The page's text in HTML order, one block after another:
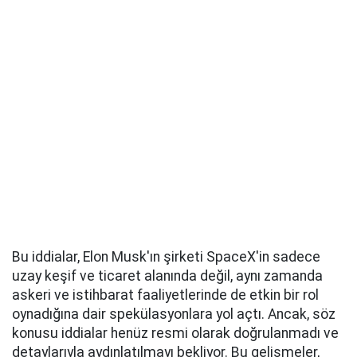
Bu iddialar, Elon Musk'ın şirketi SpaceX'in sadece
uzay keşif ve ticaret alanında değil, aynı zamanda
askeri ve istihbarat faaliyetlerinde de etkin bir rol
oynadığına dair spekülasyonlara yol açtı. Ancak, söz
konusu iddialar henüz resmi olarak doğrulanmadı ve
detaylarıyla aydınlatılmayı bekliyor. Bu gelişmeler,